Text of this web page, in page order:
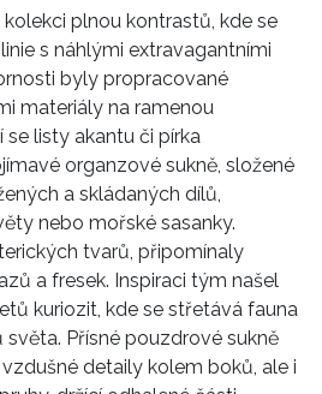
plnou kontrastů, kde se
s náhlými extravagantními
byly propracované
materiály na ramenou
listy akantu či pírka
organzové sukně, složené
a skládaných dílů,
nebo mořské sasanky.
tvarů, připomínaly
a fresek. Inspiraci tým našel
kuriozit, kde se střetává fauna
Přísné pouzdrové sukně
detaily kolem boků, ale i